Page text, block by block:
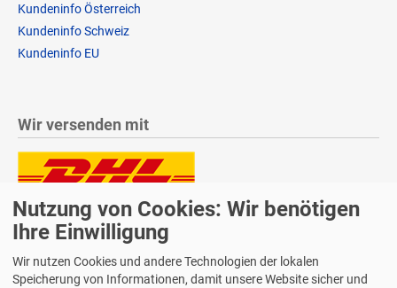
Kundeninfo Österreich
Kundeninfo Schweiz
Kundeninfo EU
Wir versenden mit
Lieferung auch an Packstationen und Postfilialen
Samstagszustellung
Nutzung von Cookies: Wir benötigen
Ihre Einwilligung
Wir nutzen Cookies und andere Technologien der lokalen
Speicherung von Informationen, damit unsere Website sicher und